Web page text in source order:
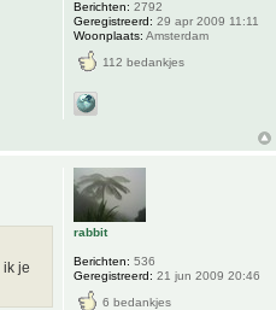
Berichten: 2792
Geregistreerd: 29 apr 2009 11:11
Woonplaats: Amsterdam
112 bedankjes
je
rabbit
Berichten: 536
Geregistreerd: 21 jun 2009 20:46
6 bedankjes